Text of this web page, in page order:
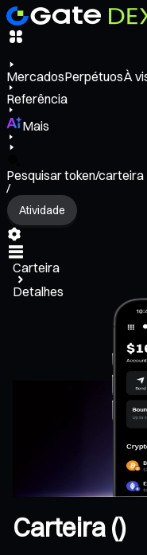
MercadosPerpétuosÀ
Referência
Mais
Pesquisar token/carteira
/
Atividade
Carteira
Detalhes
Carteira ()